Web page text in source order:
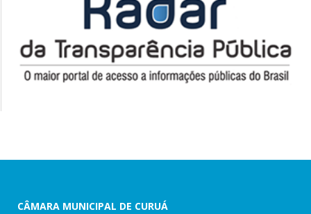
CÂMARA MUNICIPAL DE CURUÁ